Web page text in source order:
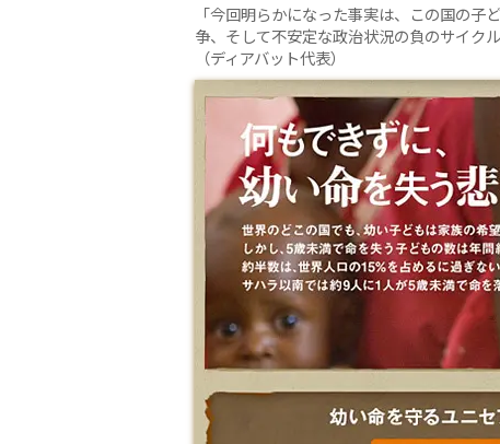
「今回明らかになった事実は、この国の
争、そして不安定な政治状況の負のサイク
（ディアバット代表）